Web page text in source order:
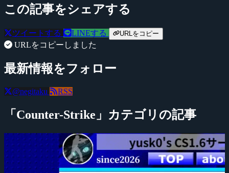
この記事をシェアする
ツイートする LINEする URLをコピー
URLをコピーしました
最新情報をフォロー
@negitaku RSS
「Counter-Strike」カテゴリの記事